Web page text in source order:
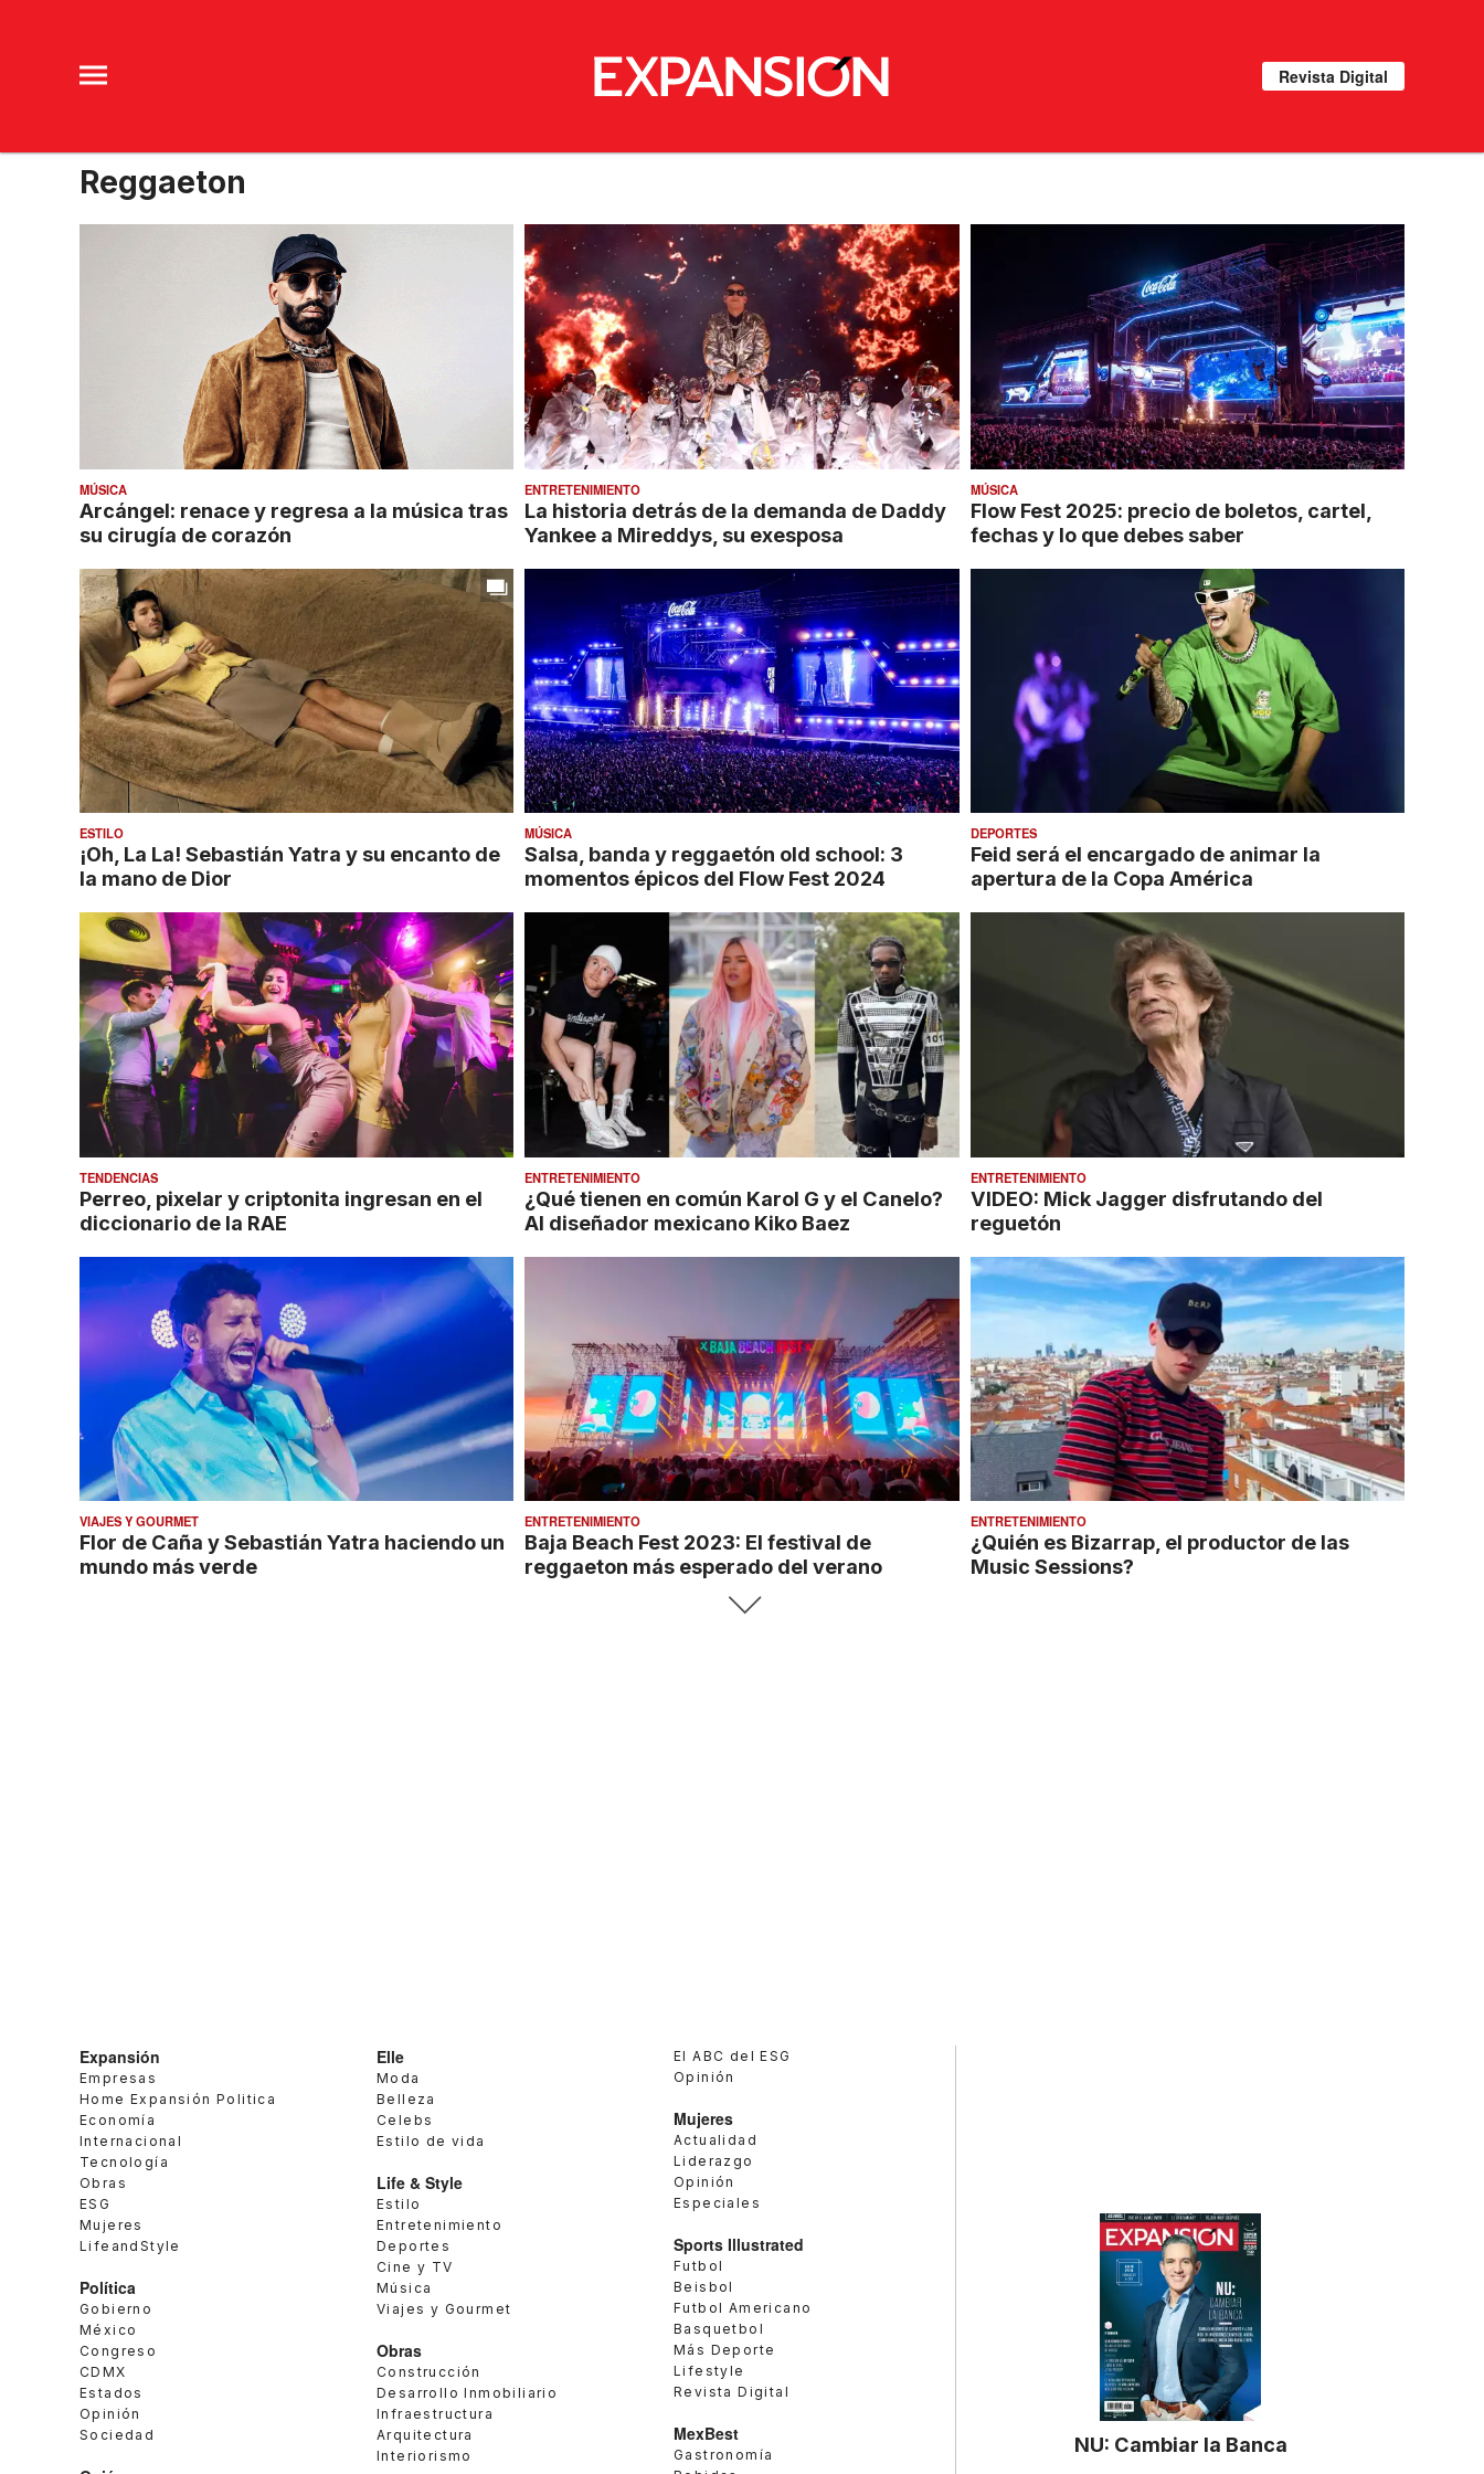
Revista Digital
Reggaeton
MÚSICA
Arcángel: renace y regresa a la música tras
su cirugía de corazón
ENTRETENIMIENTO
La historia detrás de la demanda de Daddy
Yankee a Mireddys, su exesposa
MÚSICA
Flow Fest 2025: precio de boletos, cartel,
fechas y lo que debes saber
ESTILO
¡Oh, La La! Sebastián Yatra y su encanto de
la mano de Dior
MÚSICA
Salsa, banda y reggaetón old school: 3
momentos épicos del Flow Fest 2024
DEPORTES
Feid será el encargado de animar la
apertura de la Copa América
TENDENCIAS
Perreo, pixelar y criptonita ingresan en el
diccionario de la RAE
ENTRETENIMIENTO
¿Qué tienen en común Karol G y el Canelo?
Al diseñador mexicano Kiko Baez
ENTRETENIMIENTO
VIDEO: Mick Jagger disfrutando del
reguetón
VIAJES Y GOURMET
Flor de Caña y Sebastián Yatra haciendo un
mundo más verde
ENTRETENIMIENTO
Baja Beach Fest 2023: El festival de
reggaeton más esperado del verano
ENTRETENIMIENTO
¿Quién es Bizarrap, el productor de las
Music Sessions?
Expansión
Empresas
Home Expansión Politica
Economía
Internacional
Tecnología
Obras
ESG
Mujeres
LifeandStyle
Política
Gobierno
México
Congreso
CDMX
Estados
Opinión
Sociedad
Elle
Moda
Belleza
Celebs
Estilo de vida
Life & Style
Estilo
Entretenimiento
Deportes
Cine y TV
Música
Viajes y Gourmet
Obras
Construcción
Desarrollo Inmobiliario
Infraestructura
Arquitectura
Interiorismo
El ABC del ESG
Opinión
Mujeres
Actualidad
Liderazgo
Opinión
Especiales
Sports Illustrated
Futbol
Beisbol
Futbol Americano
Basquetbol
Más Deporte
Lifestyle
Revista Digital
MexBest
Gastronomía
NU: Cambiar la Banca